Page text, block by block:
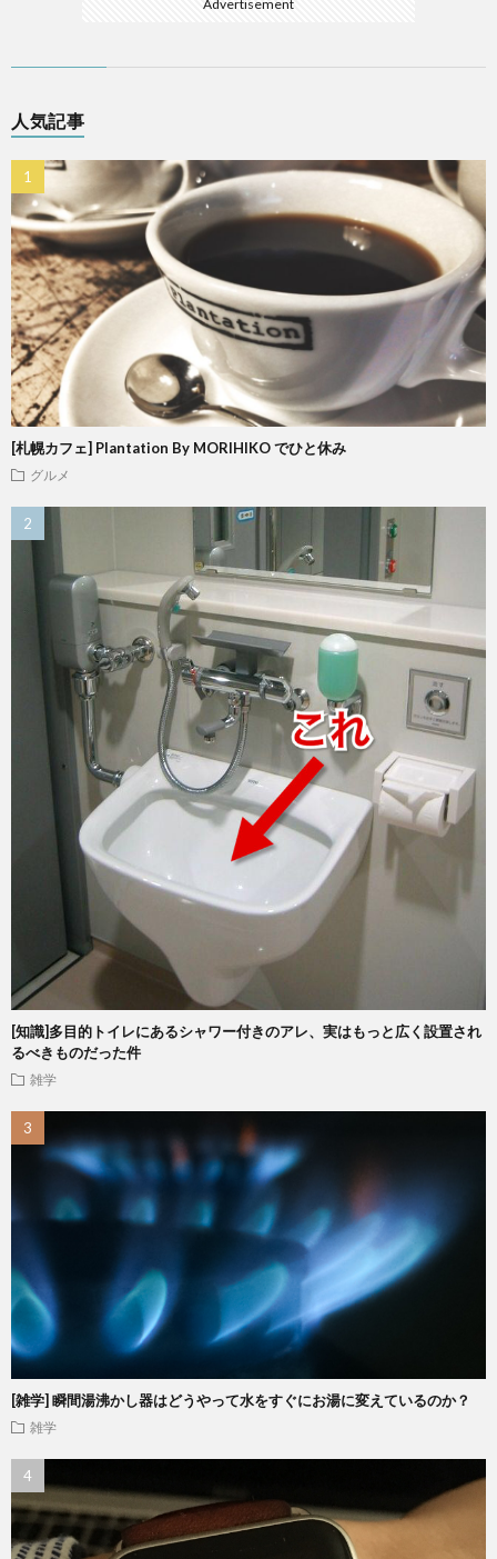
Advertisement
人気記事
[札幌カフェ] Plantation By MORIHIKO でひと休み
グルメ
[知識]多目的トイレにあるシャワー付きのアレ、実はもっと広く設置され
るべきものだった件
雑学
[雑学] 瞬間湯沸かし器はどうやって水をすぐにお湯に変えているのか？
雑学